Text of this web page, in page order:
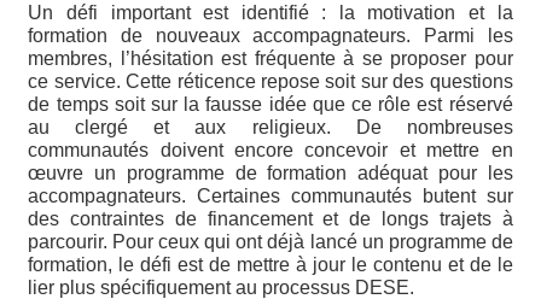
Un défi important est identifié : la motivation et la
formation de nouveaux accompagnateurs. Parmi les
membres, l’hésitation est fréquente à se proposer pour
ce service. Cette réticence repose soit sur des questions
de temps soit sur la fausse idée que ce rôle est réservé
au clergé et aux religieux. De nombreuses
communautés doivent encore concevoir et mettre en
œuvre un programme de formation adéquat pour les
accompagnateurs. Certaines communautés butent sur
des contraintes de financement et de longs trajets à
parcourir. Pour ceux qui ont déjà lancé un programme de
formation, le défi est de mettre à jour le contenu et de le
lier plus spécifiquement au processus DESE.